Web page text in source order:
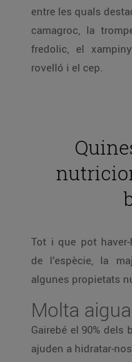
entre les quals
camagroc, la
fredolic, el
rovelló i el cep.
Tot i que pot
de l’espècie, la
algunes propietats
Molta
Gairebé el 90% dels
ajuden a hidratar-